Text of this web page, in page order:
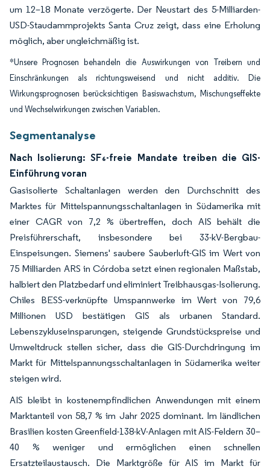
um 12–18 Monate verzögerte. Der Neustart des 5-Milliarden-
USD-Staudammprojekts Santa Cruz zeigt, dass eine Erholung
möglich, aber ungleichmäßig ist.
*Unsere Prognosen behandeln die Auswirkungen von Treibern und
Einschränkungen als richtungsweisend und nicht additiv. Die
Wirkungsprognosen berücksichtigen Basiswachstum, Mischungseffekte
und Wechselwirkungen zwischen Variablen.
Segmentanalyse
Nach Isolierung: SF₆-freie Mandate treiben die GIS-
Einführung voran
Gasisolierte Schaltanlagen werden den Durchschnitt des
Marktes für Mittelspannungsschaltanlagen in Südamerika mit
einer CAGR von 7,2 % übertreffen, doch AIS behält die
Preisführerschaft, insbesondere bei 33-kV-Bergbau-
Einspeisungen. Siemens' saubere Sauberluft-GIS im Wert von
75 Milliarden ARS in Córdoba setzt einen regionalen Maßstab,
halbiert den Platzbedarf und eliminiert Treibhausgas-Isolierung.
Chiles BESS-verknüpfte Umspannwerke im Wert von 79,6
Millionen USD bestätigen GIS als urbanen Standard.
Lebenszykluseinsparungen, steigende Grundstückspreise und
Umweltdruck stellen sicher, dass die GIS-Durchdringung im
Markt für Mittelspannungsschaltanlagen in Südamerika weiter
steigen wird.
AIS bleibt in kostenempfindlichen Anwendungen mit einem
Marktanteil von 58,7 % im Jahr 2025 dominant. Im ländlichen
Brasilien kosten Greenfield-138-kV-Anlagen mit AIS-Feldern 30–
40 % weniger und ermöglichen einen schnellen
Ersatzteilaustausch. Die Marktgröße für AIS im Markt für